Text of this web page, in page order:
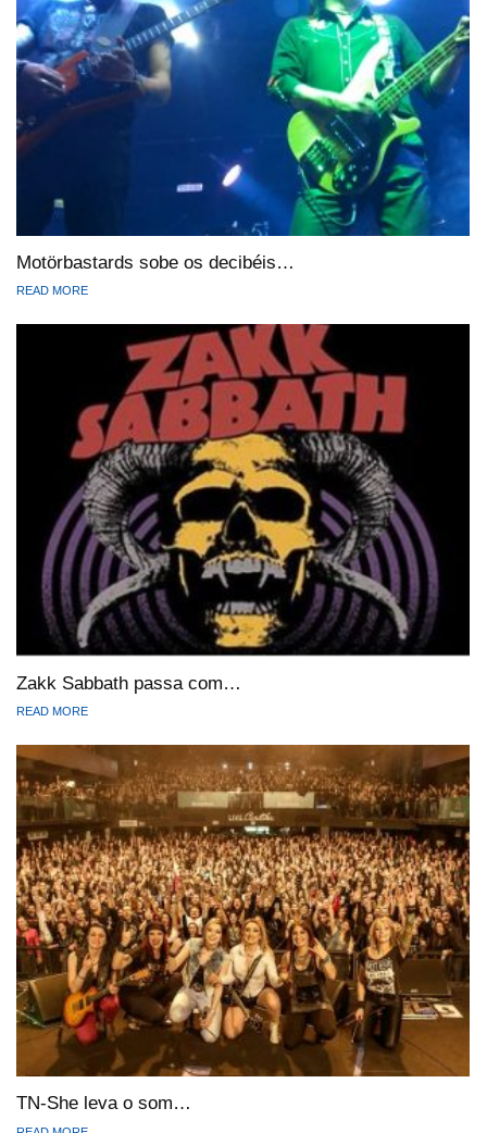
Motörbastards sobe os decibéis…
READ MORE
Zakk Sabbath passa com…
READ MORE
TN-She leva o som…